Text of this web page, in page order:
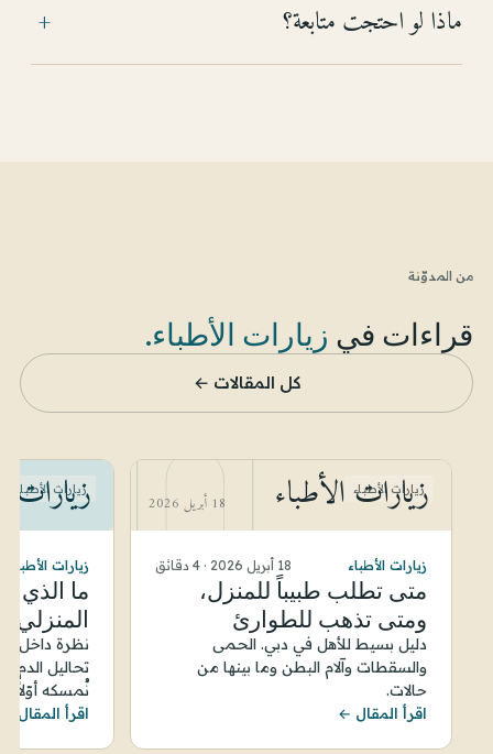
ماذا لو احتجت متابعة؟
+
من المدوّنة
قراءات في زيارات الأطباء.
كل المقالات ←
زيارات الأطباء
زيارات الأطباء 18 أبريل 2026
زيارات الأطباء 18 أبريل 2026 ·4 دقائق
متى تطلب طبيباً للمنزل،
ومتى تذهب للطوارئ
دليل بسيط للأهل في دبي. الحمى
والسقطات وآلام البطن وما بينها من
حالات.
اقرأ المقال ←
زيارات الأطباء
زيارات
زيارات الأطباء
ما الذي
المنزلي
نظرة داخل
تحاليل
نُمسكه أوّلاً.
اقرأ المقال ←